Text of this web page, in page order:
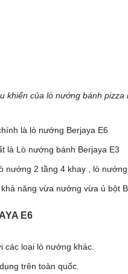
khiển của lò nướng bánh pizza
là lò nướng Berjaya E6
là Lò nướng bánh Berjaya E3
2 tầng 4 khay , lò
năng vừa nướng vừa ủ bột
E6
các loại lò nướng khác.
trên toàn quốc.